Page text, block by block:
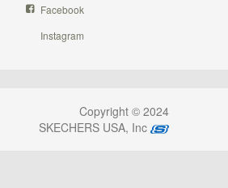
Facebook
Instagram
Copyright © 2024
SKECHERS USA, Inc